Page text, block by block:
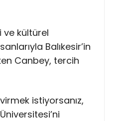
ve kültürel
Balıkesir’in
Canbey, tercih
istiyorsanız,